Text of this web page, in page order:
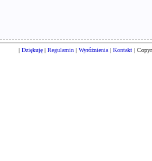
| Dziękuję| Regulamin| Wyróżnienia| Kontakt|